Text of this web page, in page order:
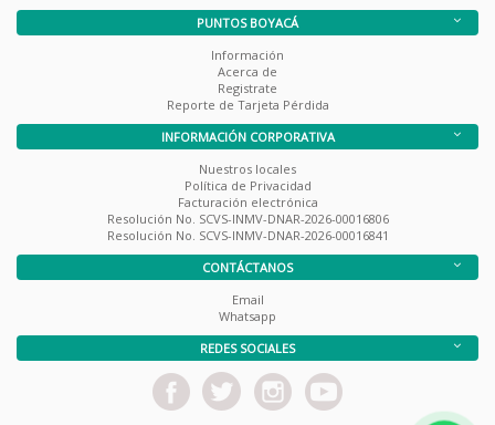
PUNTOS BOYACÁ
Información
Acerca de
Registrate
Reporte de Tarjeta Pérdida
INFORMACIÓN CORPORATIVA
Nuestros locales
Política de Privacidad
Facturación electrónica
Resolución No. SCVS-INMV-DNAR-2026-00016806
Resolución No. SCVS-INMV-DNAR-2026-00016841
CONTÁCTANOS
Email
Whatsapp
REDES SOCIALES